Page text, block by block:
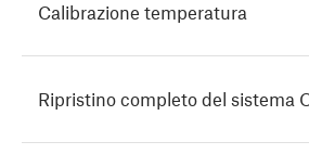
Calibrazione temperatura
Ripristino completo del sistema